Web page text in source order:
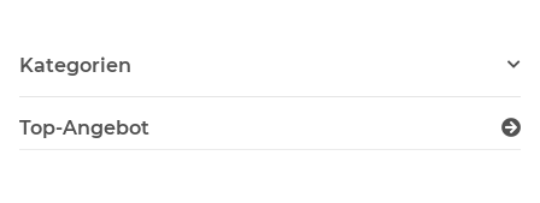
Kategorien
Top-Angebot